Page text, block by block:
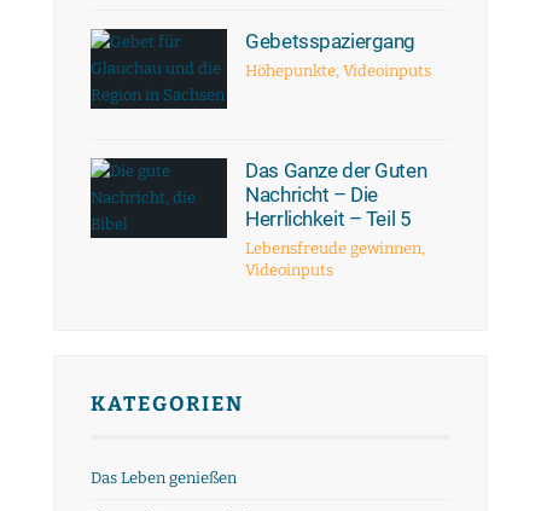
Gebetsspaziergang
Höhepunkte,Videoinputs
Das Ganze der Guten
Nachricht – Die
Herrlichkeit – Teil 5
Lebensfreude gewinnen,
Videoinputs
KATEGORIEN
Das Leben genießen